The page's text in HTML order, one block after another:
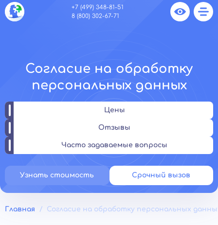
+7 (499) 348-81-51
8 (800) 302-67-71
Согласие на обработку
персональных данных
Цены
Отзывы
Часто задаваемые вопросы
Узнать стоимость Срочный вызов
Главная Согласие на обработку персональных